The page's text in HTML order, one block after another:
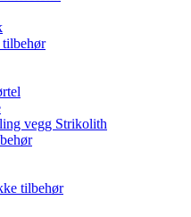
vegg Strikolith
tilbehør